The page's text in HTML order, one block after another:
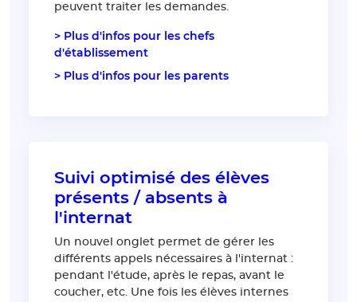
peuvent traiter les demandes.
> Plus d'infos pour les chefs
d'établissement
> Plus d'infos pour les parents
Suivi optimisé des élèves
présents / absents à
l'internat
Un nouvel onglet permet de gérer les
différents appels nécessaires à l'internat :
pendant l'étude, après le repas, avant le
coucher, etc. Une fois les élèves internes